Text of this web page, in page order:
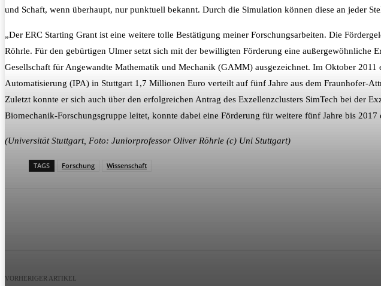
und Schaft, wenn überhaupt, nur punktuell bekannt. Durch die Simulation können diese an jeder
„Der ERC Starting Grant ist eine weitere tolle Bestätigung meiner Forschungsarbeiten. Die
Röhrle. Für den gebürtigen Ulmer setzt sich mit der bewilligten Förderung eine außergewöhnliche
Gesellschaft für Angewandte Mathematik und Mechanik (GAMM) ausgezeichnet. Im Oktober
Automatisierung (IPA) in Stuttgart 1,7 Millionen Euro verteilt auf fünf Jahre aus dem Fraunhofer-
Zuletzt konnte er sich auch über den erfolgreichen Antrag des Exzellenzclusters SimTech bei der
Biomechanik-Forschungsgruppe leitet, konnte dabei eine Förderung für weitere fünf Jahre bis 2017
(Universität Stuttgart, Foto: Juniorprofessor Oliver Röhrle (c) Uni Stuttgart)
TAGS Forschung Wissenschaft
VORHERIGER ARTIKEL